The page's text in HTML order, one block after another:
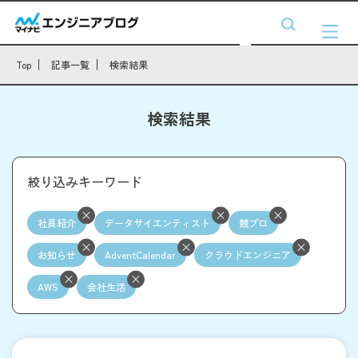
Top 記事一覧 検索結果
検索結果
絞り込みキーワード
社員紹介 データサイエンティスト 競プロ
お知らせ AdventCalendar クラウドエンジニア
AWS 会社生活